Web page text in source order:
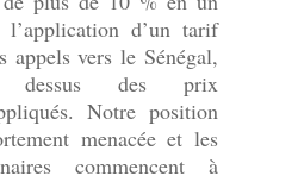
d’un tarif
vers le Sénégal,
dessus des prix
Notre position
menacée et les
commencent à